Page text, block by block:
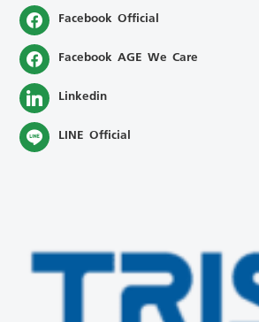
Facebook Official
Facebook AGE We Care
Linkedin
LINE Official